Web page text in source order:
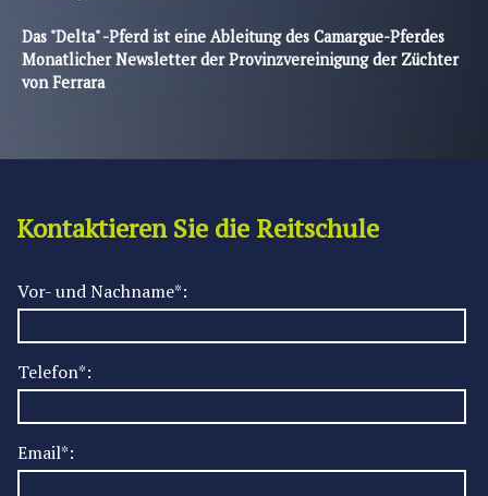
Das "Delta" -Pferd ist eine Ableitung des Camargue-Pferdes
Monatlicher Newsletter der Provinzvereinigung der Züchter
von Ferrara
Kontaktieren Sie die Reitschule
Vor- und Nachname*:
Telefon*:
Email*: